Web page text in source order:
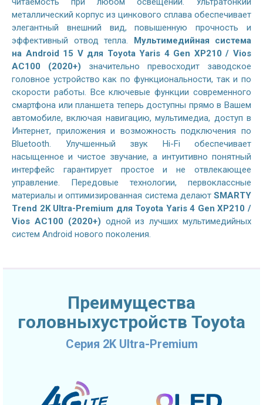
металлический корпус из цинкового сплава обеспечивает
элегантный внешний вид, повышенную прочность и
эффективный отвод тепла. Мультимедийная система
на Android 15 V для Toyota Yaris 4 Gen XP210 / Vios
AC100 (2020+) значительно превосходит заводское
головное устройство как по функциональности, так и по
скорости работы. Все ключевые функции современного
смартфона или планшета теперь доступны прямо в Вашем
автомобиле, включая навигацию, мультимедиа, доступ в
Интернет, приложения и возможность подключения по
Bluetooth. Улучшенный звук Hi-Fi обеспечивает
насыщенное и чистое звучание, а интуитивно понятный
интерфейс гарантирует простое и не отвлекающее
управление. Передовые технологии, первоклассные
материалы и оптимизированная система делают SMARTY
Trend 2K Ultra-Premium для Toyota Yaris 4 Gen XP210 /
Vios AC100 (2020+) одной из лучших мультимедийных
систем Android нового поколения.
Преимущества
головныхустройств Toyota
Серия 2K Ultra-Premium